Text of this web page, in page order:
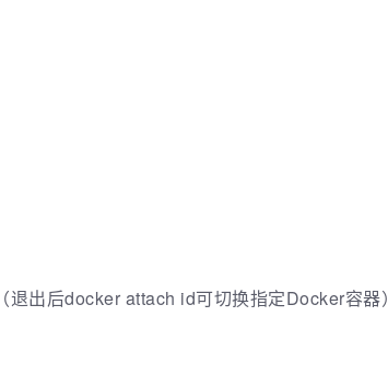
出后docker attach id可切换指定Docker容器）